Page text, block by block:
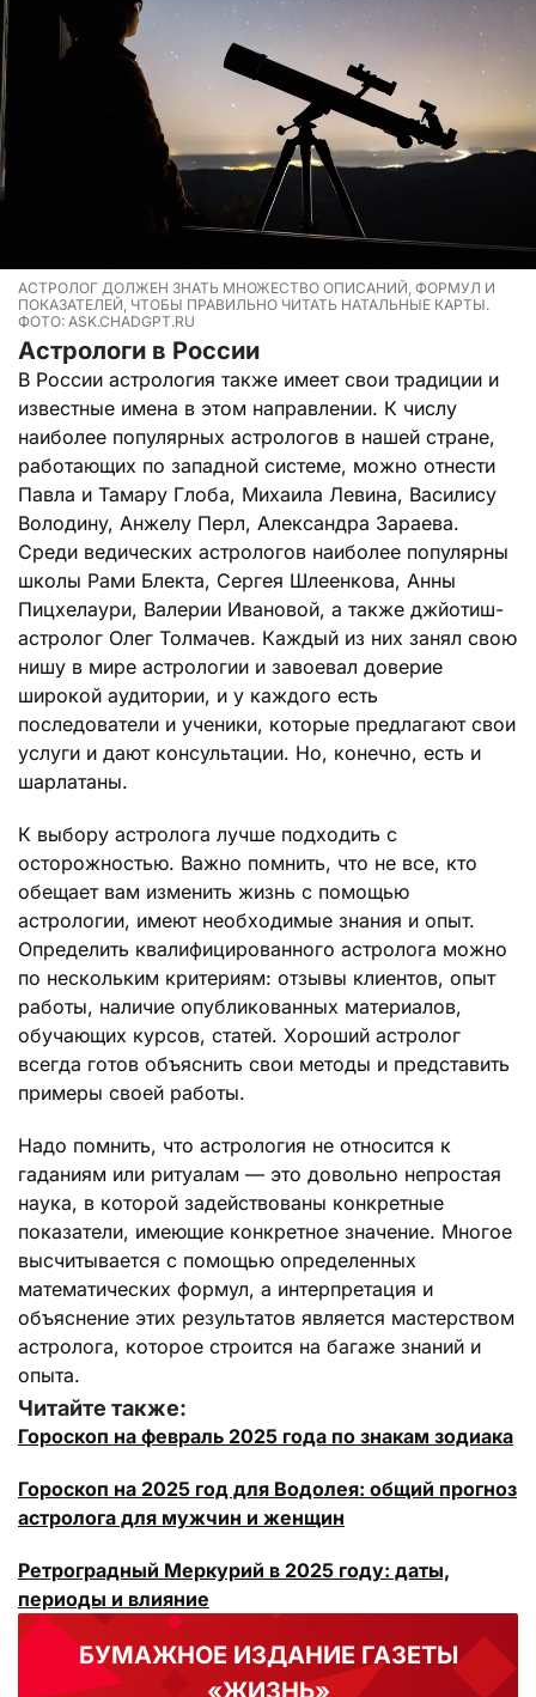
АСТРОЛОГ ДОЛЖЕН ЗНАТЬ МНОЖЕСТВО ОПИСАНИЙ, ФОРМУЛ И
ПОКАЗАТЕЛЕЙ, ЧТОБЫ ПРАВИЛЬНО ЧИТАТЬ НАТАЛЬНЫЕ КАРТЫ.
ФОТО: ASK.CHADGPT.RU
Астрологи в России
В России астрология также имеет свои традиции и
известные имена в этом направлении. К числу
наиболее популярных астрологов в нашей стране,
работающих по западной системе, можно отнести
Павла и Тамару Глоба, Михаила Левина, Василису
Володину, Анжелу Перл, Александра Зараева.
Среди ведических астрологов наиболее популярны
школы Рами Блекта, Сергея Шлеенкова, Анны
Пицхелаури, Валерии Ивановой, а также джйотиш-
астролог Олег Толмачев. Каждый из них занял свою
нишу в мире астрологии и завоевал доверие
широкой аудитории, и у каждого есть
последователи и ученики, которые предлагают свои
услуги и дают консультации. Но, конечно, есть и
шарлатаны.
К выбору астролога лучше подходить с
осторожностью. Важно помнить, что не все, кто
обещает вам изменить жизнь с помощью
астрологии, имеют необходимые знания и опыт.
Определить квалифицированного астролога можно
по нескольким критериям: отзывы клиентов, опыт
работы, наличие опубликованных материалов,
обучающих курсов, статей. Хороший астролог
всегда готов объяснить свои методы и представить
примеры своей работы.
Надо помнить, что астрология не относится к
гаданиям или ритуалам — это довольно непростая
наука, в которой задействованы конкретные
показатели, имеющие конкретное значение. Многое
высчитывается с помощью определенных
математических формул, а интерпретация и
объяснение этих результатов является мастерством
астролога, которое строится на багаже знаний и
опыта.
Читайте также:
Гороскоп на февраль 2025 года по знакам зодиака
Гороскоп на 2025 год для Водолея: общий прогноз
астролога для мужчин и женщин
Ретроградный Меркурий в 2025 году: даты,
периоды и влияние
БУМАЖНОЕ ИЗДАНИЕ ГАЗЕТЫ
«ЖИЗНЬ»